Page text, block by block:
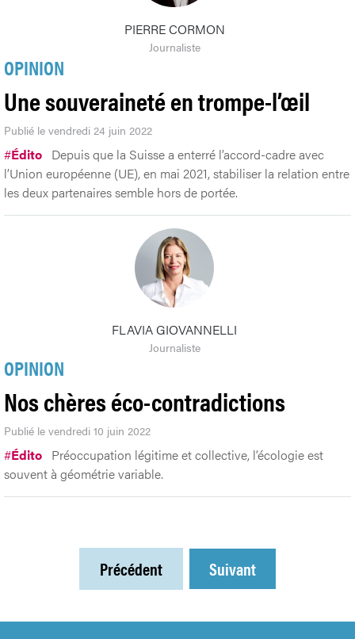
PIERRE CORMON
Journaliste
OPINION
Une souveraineté en trompe-l’œil
Publié le vendredi 24 juin 2022
#Édito Depuis que la Suisse a enterré l’accord-cadre avec
l’Union européenne (UE), en mai 2021, stabiliser la relation entre
les deux partenaires semble hors de portée.
FLAVIA GIOVANNELLI
Journaliste
OPINION
Nos chères éco-contradictions
Publié le vendredi 10 juin 2022
#Édito Préoccupation légitime et collective, l’écologie est
souvent à géométrie variable.
Précédent Suivant